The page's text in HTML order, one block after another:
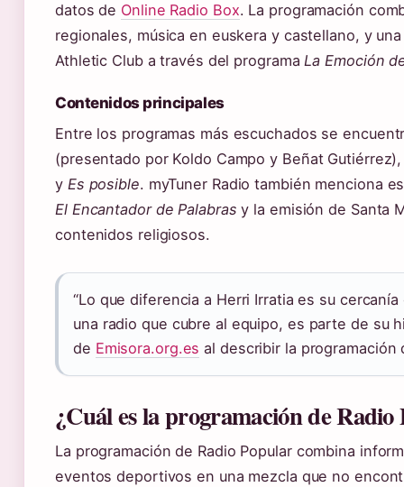
datos de Online Radio Box. La programación
regionales, música en euskera y castellano, y
Athletic Club a través del programaLa Emoción
Contenidos principales
Entre los programas más escuchados se
(presentado por Koldo Campo y Beñat
y Es posible. myTuner Radio también menciona
El Encantador de Palabras y la emisión de Santa
contenidos religiosos.
“Lo que diferencia a Herri Irratia es su
una radio que cubre al equipo, es parte de su
de Emisora.org.es al describir la programación
¿Cuál es la programación de Radio
La programación de Radio Popular combina
eventos deportivos en una mezcla que no